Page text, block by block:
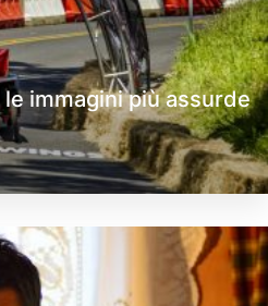
le immagini più assurde